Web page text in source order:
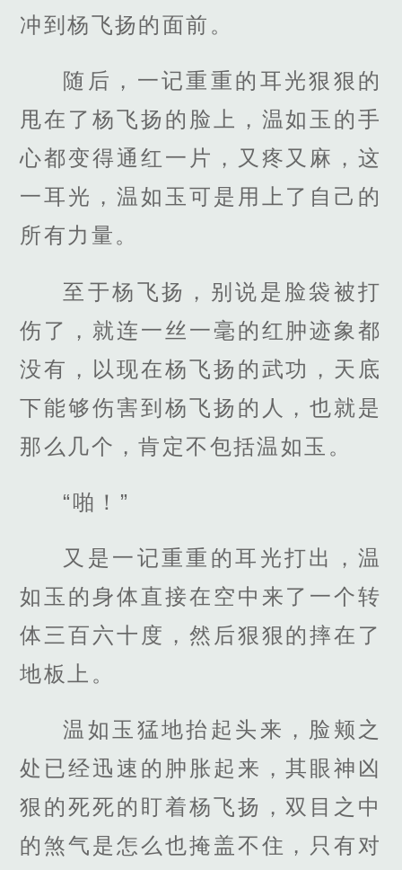
冲到杨飞扬的面前。
随后，一记重重的耳光狠狠的
甩在了杨飞扬的脸上，温如玉的手
心都变得通红一片，又疼又麻，这
一耳光，温如玉可是用上了自己的
所有力量。
至于杨飞扬，别说是脸袋被打
伤了，就连一丝一毫的红肿迹象都
没有，以现在杨飞扬的武功，天底
下能够伤害到杨飞扬的人，也就是
那么几个，肯定不包括温如玉。
“啪！”
又是一记重重的耳光打出，温
如玉的身体直接在空中来了一个转
体三百六十度，然后狠狠的摔在了
地板上。
温如玉猛地抬起头来，脸颊之
处已经迅速的肿胀起来，其眼神凶
狠的死死的盯着杨飞扬，双目之中
的煞气是怎么也掩盖不住，只有对